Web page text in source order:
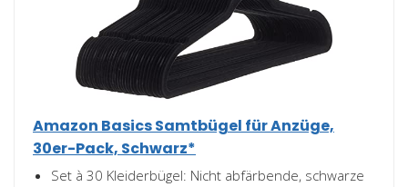
Amazon Basics Samtbügel für Anzüge,
30er-Pack, Schwarz*
Set à 30 Kleiderbügel: Nicht abfärbende, schwarze